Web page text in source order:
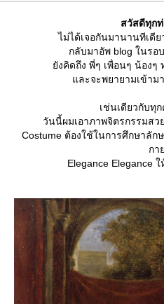
สวัสดีทุก
ไม่ได้เจอกันมานานทีเดี
กลับมาอัพ blog ในรอ
งคิดถึง พี่ๆ เพื่อนๆ น้องๆ
ละจะพยายามเข้าม
เช่นเดียวกับทุ
วันนี้ผมเอาภาพจิตรกรรมส
Costume ต้องใช้ในการศึกษาลัก
กา
Elegance Elegance